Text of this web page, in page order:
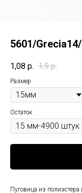
5601/
1,08 р. 1,9 р.
Размер
Остаток
Пуговица из